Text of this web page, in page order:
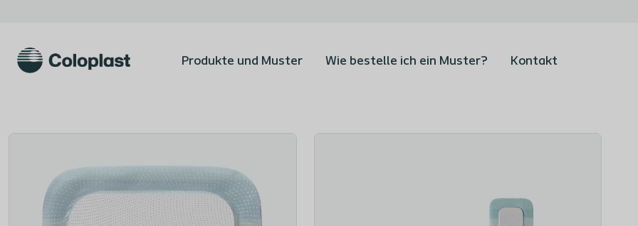
Produkte und Muster Wie bestelle ich ein Muster? Kontakt